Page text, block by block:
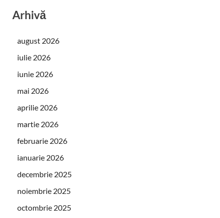
Arhivă
august 2026
iulie 2026
iunie 2026
mai 2026
aprilie 2026
martie 2026
februarie 2026
ianuarie 2026
decembrie 2025
noiembrie 2025
octombrie 2025